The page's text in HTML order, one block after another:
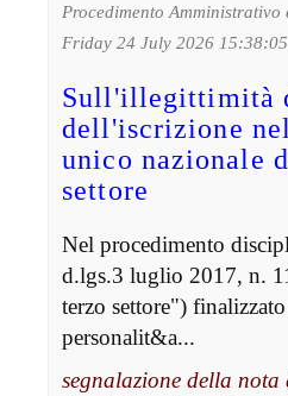
Procedimento
Friday 24 July 2026 15:38:05
Sull'illegittimità
dell'iscrizione
unico nazionale
settore
Nel procedimento
d.lgs.3 luglio 2017, n.
terzo settore")
personalit&a...
segnalazione della